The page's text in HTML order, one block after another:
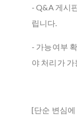
- Q&A 게시
립니다.
- 가능여부
야 처리가 가
[단순 변심